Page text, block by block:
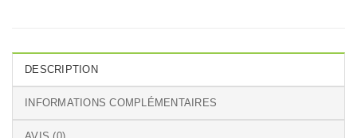
DESCRIPTION
INFORMATIONS COMPLÉMENTAIRES